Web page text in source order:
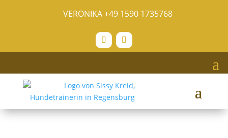
VERONIKA+49 1590 1735768